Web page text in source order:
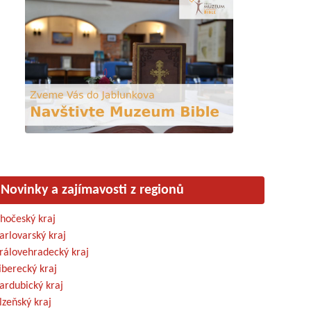
Novinky a zajímavosti z regionů
kraj
kraj
kraj
kraj
kraj
kraj